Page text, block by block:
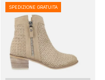
SPEDIZIONE GRATUITA